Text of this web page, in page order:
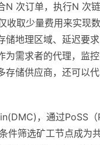
N 次订单，执行N 次
收取少量费用来实现
储地理区域、延迟要
需求者的代理，监
储供应商，还可以
，通过PoSS
件筛选矿工节点成为